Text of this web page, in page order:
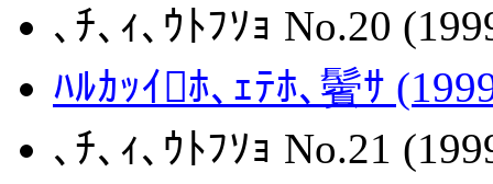
､ﾁ､ｨ､ｳﾄﾌｿｮ No.20
ﾊﾙｶｯｲﾎ､ｪﾃﾎ､鬢ｻ
､ﾁ､ｨ､ｳﾄﾌｿｮ No.21